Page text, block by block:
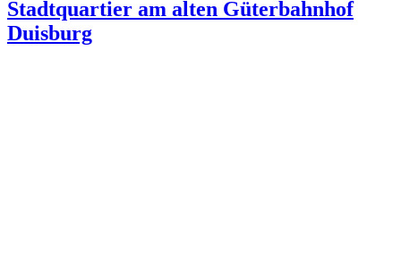
Stadtquartier am alten Güterbahnhof
Duisburg